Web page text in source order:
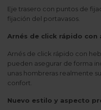
Eje trasero con puntos de
fijación del portavasos.
Arnés de click rápido con
Arnés de click rápido con
pueden asegurar de forma
unas hombreras realmente
confort.
Nuevo estilo y aspecto